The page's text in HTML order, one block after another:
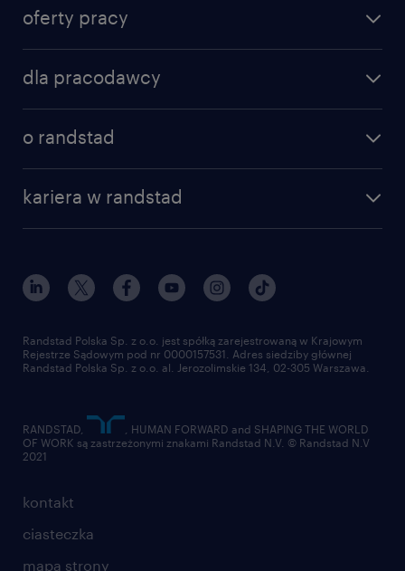
oferty pracy
specjalizacje
praca w amazon
dla pracodawcy
o randstad
dla mediów
dla dostawców
kariera w randstad
nasz świat
pracuj w randstad
złóż CV
kontakt
ciasteczka
mapa strony
Randstad Polska Sp. z o.o. jest spółką zarejestrowaną w Krajowym
Rejestrze Sądowym pod nr 0000157531. Adres siedziby głównej
Randstad Polska Sp. z o.o. al. Jerozolimskie 134, 02-305 Warszawa.
RANDSTAD,
, HUMAN FORWARD and SHAPING THE WORLD
OF WORK są zastrzeżonymi znakami Randstad N.V. © Randstad N.V
2021